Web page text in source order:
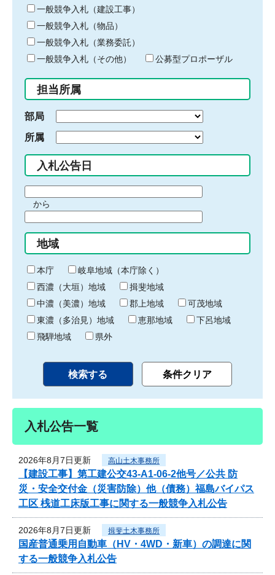
キ
ー
ワ
ー
ド
入
力
一般競争入札（建設工事）
一般競争入札（物品）
一般競争入札（業務委託）
一般競争入札（その他）
公募型プロポーザル
担当所属
部局
所属
入札公告日
間
始
り
から
間
終
わ
り
地域
本庁
岐阜地域（本庁除く）
西濃（大垣）地域
揖斐地域
中濃（美濃）地域
郡上地域
可茂地域
東濃（多治見）地域
恵那地域
下呂地域
飛騨地域
県外
入札公告一覧
2026年8月7日更新 高山土木事務所
【建設工事】第工建公交43-A1-06-2他号／公共 防
災・安全交付金（災害防除）他（債務）福島バイパス
工区 桟道工床版工事に関する一般競争入札公告
2026年8月7日更新 揖斐土木事務所
国産普通乗用自動車（HV・4WD・新車）の調達に関
する一般競争入札公告